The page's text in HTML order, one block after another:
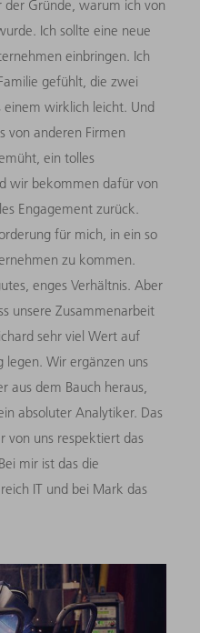
Gründe, warum ich von
Ich sollte eine neue
einbringen. Ich
gefühlt, die zwei
einem wirklich leicht. Und
von anderen Firmen
ein tolles
wir bekommen dafür von
Engagement zurück.
für mich, in ein so
zu kommen.
enges Verhältnis. Aber
unsere Zusammenarbeit
sehr viel Wert auf
legen. Wir ergänzen uns
aus dem Bauch heraus,
absoluter Analytiker. Das
von uns respektiert das
mir ist das die
IT und bei Mark das